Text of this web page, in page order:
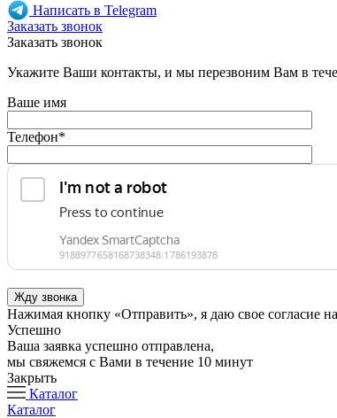
Написать в Telegram
Заказать звонок
Заказать звонок
Укажите Ваши контакты, и мы перезвоним Вам в
Ваше имя
Телефон*
Нажимая кнопку «Отправить», я даю свое согласие на
Успешно
Ваша заявка успешно отправлена,
мы свяжемся с Вами в течение 10 минут
Закрыть
Каталог
Каталог